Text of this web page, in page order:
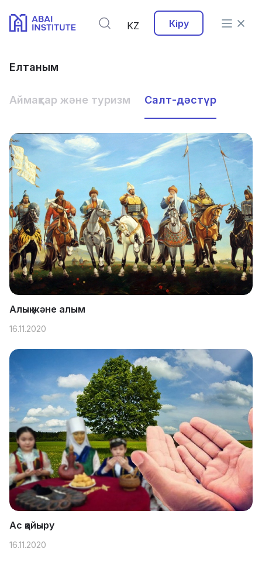
KZ Кіру
Елтаным
Аймақтар және туризм Салт-дәстүр
Алық және алым
16.11.2020
Ас қайыру
16.11.2020